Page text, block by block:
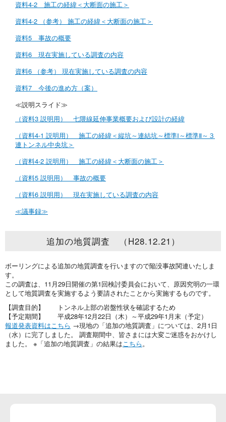
資料4-2 施工の経緯＜大断面の施工＞
資料4-2 （参考） 施工の経緯＜大断面の施工＞
資料5 事故の概要
資料6 現在実施している調査の内容
資料6 （参考） 現在実施している調査の内容
資料7 今後の進め方（案）
≪説明スライド≫
（資料3 説明用） 七隈線延伸事業概要および設計の経緯
（資料4-1 説明用） 施工の経緯＜縦坑～連結坑～標準Ⅰ～標準Ⅱ～３
連トンネル中央坑＞
（資料4-2 説明用） 施工の経緯＜大断面の施工＞
（資料5 説明用） 事故の概要
（資料6 説明用） 現在実施している調査の内容
≪議事録≫
追加の地質調査 （H28.12.21）
ボーリングによる追加の地質調査を行いますので陥没事故関連いたしま
す。
この調査は、11月29日開催の第1回検討委員会において、原因究明の一環
として地質調査を実施するよう要請されたことから実施するものです。
【調査目的】 トンネル上部の岩盤性状を確認するため
【予定期間】 平成28年12月22日（木）～平成29年1月末（予定）
報道発表資料はこちら →現地の「追加の地質調査」については、2月1日
（水）に完了しました。 調査期間中、皆さまには大変ご迷惑をおかけし
ました。 ※「追加の地質調査」の結果はこちら。